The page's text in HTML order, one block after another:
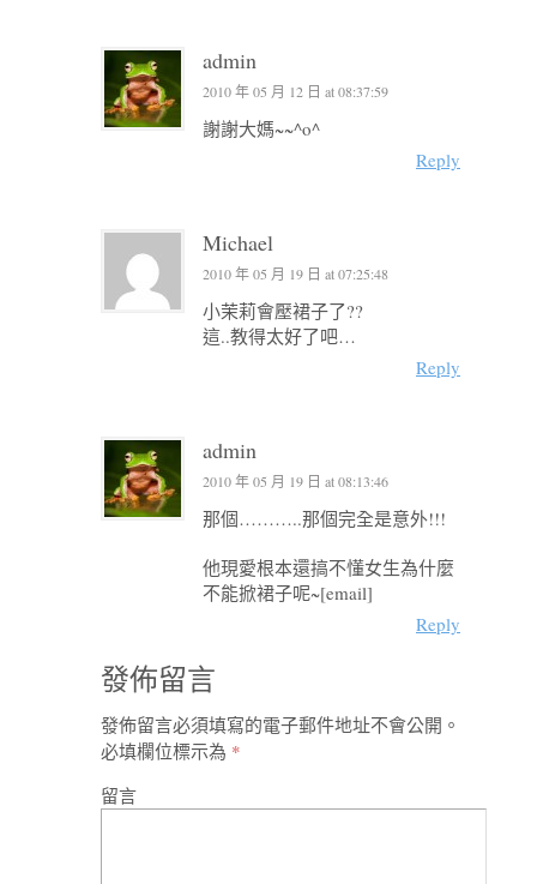
admin
2010 年 05 月 12 日 at 08:37:59
謝謝大媽~~^o^
Reply
Michael
2010 年 05 月 19 日 at 07:25:48
小茉莉會壓裙子了??
這..教得太好了吧…
Reply
admin
2010 年 05 月 19 日 at 08:13:46
那個………..那個完全是意外!!!
他現愛根本還搞不懂女生為什麼
不能掀裙子呢~[email]
Reply
發佈留言
發佈留言必須填寫的電子郵件地址不會公開。
必填欄位標示為 *
留言